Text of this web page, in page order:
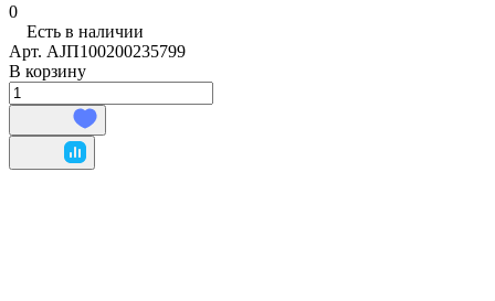
0
Есть в наличии
Арт. AJП100200235799
В корзину